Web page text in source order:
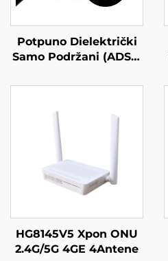
Potpuno Dielektrički
Samo Podržani (ADSS)
HG8145V5 Xpon ONU
2.4G/5G 4GE 4Antene